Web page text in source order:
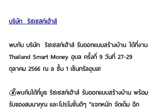
บริษัท  ริชเชสท์เฮ้าส์
พบกับ บริษัท  ริชเชสท์เฮ้าส์ รับออกแบบสร้างบ้าน ได้ที่งาน
Thailand Smart Money อุบล ครั้งที่ 9 วันที่ 27-29
ตุลาคม 2566 ณ ล ชั้น 1 เซ็นทรัลอุบล!
💰พบกันได้ที่บูธ ริชเชสท์เฮ้าส์ รับออกแบบสร้างบ้าน พร้อม
รับของสมนาคุณ และโปรโมชั่นดีๆ “แจกหนัก จัดเต็ม ฉีก